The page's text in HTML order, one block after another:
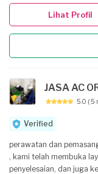
Lihat Profil
JASA AC
5.0 ( 5
Verified
perawatan dan
, kami telah membuka
penyelesaian, dan juga